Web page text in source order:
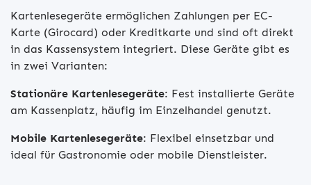
Kartenlesegeräte ermöglichen Zahlungen per EC-
Karte (Girocard) oder Kreditkarte und sind oft direkt
in das Kassensystem integriert. Diese Geräte gibt es
in zwei Varianten:
Stationäre Kartenlesegeräte: Fest installierte Geräte
am Kassenplatz, häufig im Einzelhandel genutzt.
Mobile Kartenlesegeräte: Flexibel einsetzbar und
ideal für Gastronomie oder mobile Dienstleister.